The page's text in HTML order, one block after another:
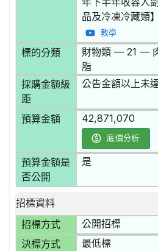
品及冷凍冷藏類
教學
標的分類
財物類 — 21 —
脂
採購金額級
距
公告金額以上未
預算金額 42,871,070
底價分析
預算金額是
否公開
是
招標資料
招標方式
公開招標
決標方式 最低標